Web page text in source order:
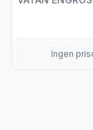
Ingen